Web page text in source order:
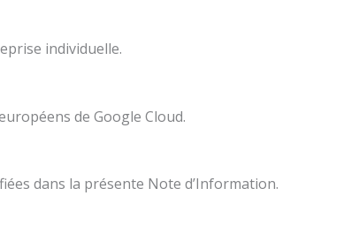
individuelle.
de Google Cloud.
dans la présente Note d’Information.